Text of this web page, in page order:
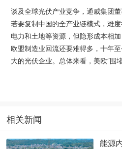
谈及全球光伏产业竞争，通威集团
若要复制中国的全产业链模式，难
电力和土地等资源，但隐形成本相
欧盟制造业回流还要难得多，十年
大的光伏企业。总体来看，美欧“围
相关新闻
能源